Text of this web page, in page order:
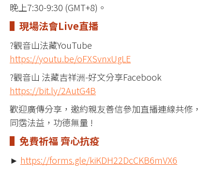
晚上7:30-9:30 (GMT+8)。
▌現場法會Live直播
?觀音山法藏YouTube
https://youtu.be/oFXSvnxUgLE
?觀音山 法藏吉祥洲-好文分享Facebook
https://bit.ly/2AutG4B
歡迎廣傳分享，邀約親友善信參加直播連線共修，
同霑法益，功德無量 !
▌免費祈福 齊心抗疫
► https://forms.gle/kiKDH22DcCKB6mVX6